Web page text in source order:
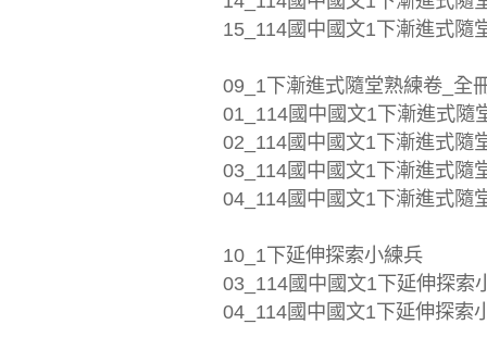
15_114國中國文1下漸進式隨
09_1下漸進式隨堂熟練卷_全
01_114國中國文1下漸進式隨
02_114國中國文1下漸進式隨
03_114國中國文1下漸進式隨
04_114國中國文1下漸進式隨
10_1下延伸探索小練兵
03_114國中國文1下延伸探索
04_114國中國文1下延伸探索